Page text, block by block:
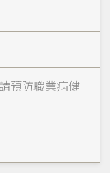
預防職業病健